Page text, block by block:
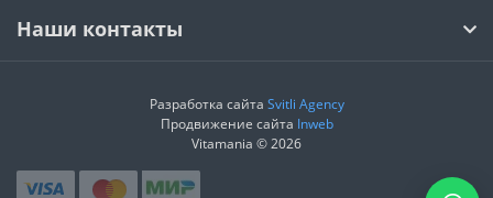
Наши контакты
Разработка сайта Svitli Agency
Продвижение сайта Inweb
Vitamania © 2026